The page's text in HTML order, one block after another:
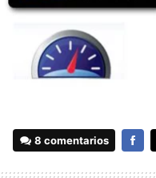
8 comentarios